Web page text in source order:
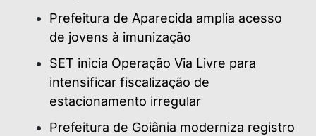
Prefeitura de Aparecida amplia acesso
de jovens à imunização
SET inicia Operação Via Livre para
intensificar fiscalização de
estacionamento irregular
Prefeitura de Goiânia moderniza registro